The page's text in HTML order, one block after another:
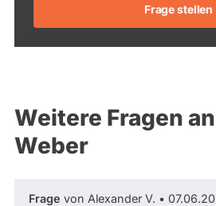
Frage stellen
Weitere Fragen
Weber
Frage von Alexander V. •